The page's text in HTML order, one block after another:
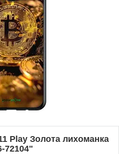
Play Золота лихоманка
72104"